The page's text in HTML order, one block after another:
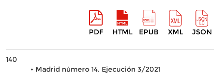
PDF HTML EPUB XML JSON
140
• Madrid número 14. Ejecución 3/2021